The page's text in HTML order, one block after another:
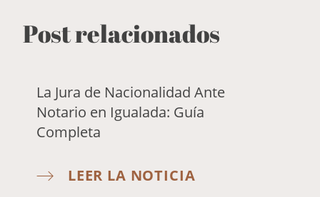
Post relacionados
La Jura de Nacionalidad Ante
Notario en Igualada: Guía
Completa
LEER LA NOTICIA